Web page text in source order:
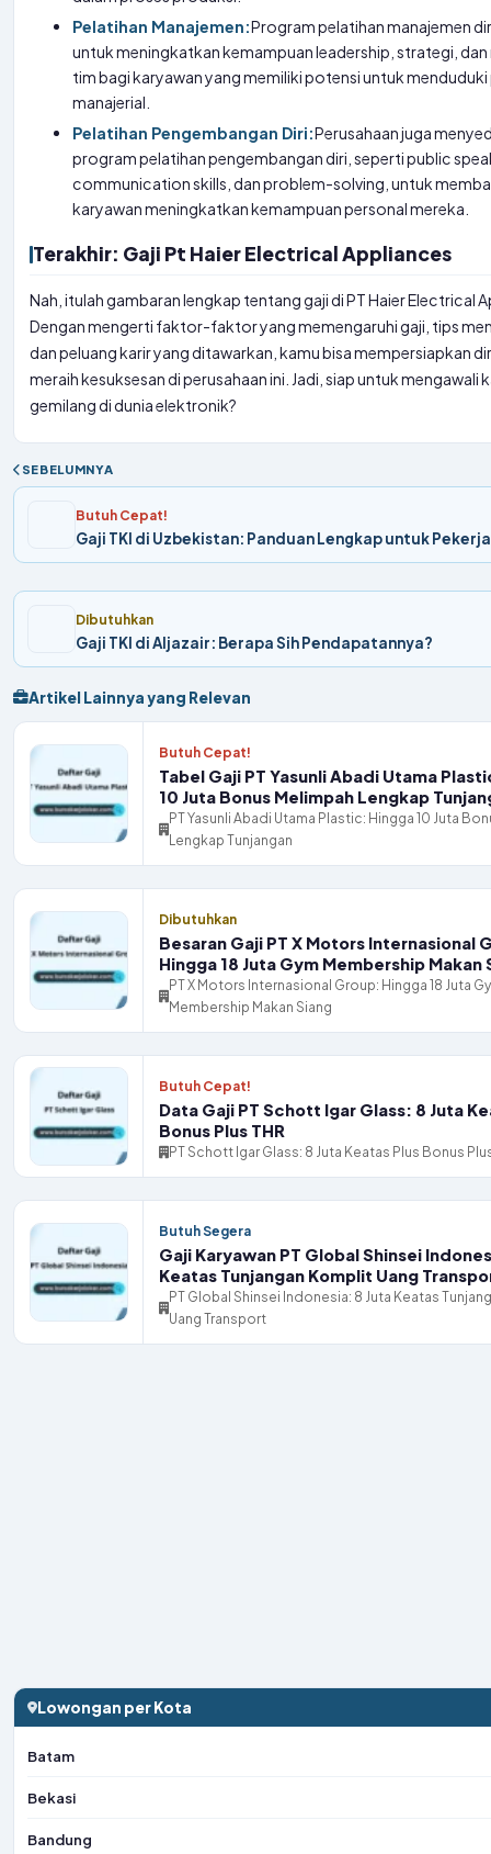
Pelatihan Manajemen:Program pelatihan manajemen
untuk meningkatkan kemampuan leadership, strategi, dan
tim bagi karyawan yang memiliki potensi untuk
manajerial.
Pelatihan Pengembangan Diri:Perusahaan juga
program pelatihan pengembangan diri, seperti public
communication skills, dan problem-solving, untuk
karyawan meningkatkan kemampuan personal mereka.
Terakhir: Gaji Pt Haier Electrical Appliances
Nah, itulah gambaran lengkap tentang gaji di PT Haier Electrical
Dengan mengerti faktor-faktor yang memengaruhi gaji, tips
dan peluang karir yang ditawarkan, kamu bisa mempersiapkan
meraih kesuksesan di perusahaan ini. Jadi, siap untuk mengawali
gemilang di dunia elektronik?
SEBELUMNYA
Butuh Cepat!
Gaji TKI di Uzbekistan: Panduan Lengkap untuk
Dibutuhkan
Gaji TKI di Aljazair: Berapa Sih Pendapatannya?
Artikel Lainnya yang Relevan
Butuh Cepat!
Tabel Gaji PT Yasunli Abadi Utama
10 Juta Bonus Melimpah Lengkap
PT Yasunli Abadi Utama Plastic: Hingga 10 Juta
Lengkap Tunjangan
Dibutuhkan
Besaran Gaji PT X Motors Internasional
Hingga 18 Juta Gym Membership Makan
PT X Motors Internasional Group: Hingga 18 Juta
Membership Makan Siang
Butuh Cepat!
Data Gaji PT Schott Igar Glass: 8 Juta
Bonus Plus THR
PT Schott Igar Glass: 8 Juta Keatas Plus Bonus
Butuh Segera
Gaji Karyawan PT Global Shinsei
Keatas Tunjangan Komplit Uang
PT Global Shinsei Indonesia: 8 Juta Keatas
Uang Transport
Lowongan per Kota
Batam
Bekasi
Bandung